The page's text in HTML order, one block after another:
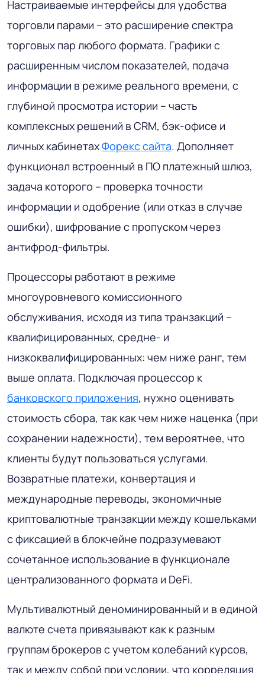
Настраиваемые интерфейсы для удобства
торговли парами – это расширение спектра
торговых пар любого формата. Графики с
расширенным числом показателей, подача
информации в режиме реального времени, с
глубиной просмотра истории – часть
комплексных решений в CRM, бэк-офисе и
личных кабинетахФорекс сайта. Дополняет
функционал встроенный в ПО платежный шлюз,
задача которого – проверка точности
информации и одобрение (или отказ в случае
ошибки), шифрование с пропуском через
антифрод-фильтры.
Процессоры работают в режиме
многоуровневого комиссионного
обслуживания, исходя из типа транзакций –
квалифицированных, средне- и
низкоквалифицированных: чем ниже ранг, тем
выше оплата. Подключая процессор к
банковского приложения, нужно оценивать
стоимость сбора, так как чем ниже наценка (при
сохранении надежности), тем вероятнее, что
клиенты будут пользоваться услугами.
Возвратные платежи, конвертация и
международные переводы, экономичные
криптовалютные транзакции между кошельками
с фиксацией в блокчейне подразумевают
сочетанное использование в функционале
централизованного формата и DeFi.
Мультивалютный деноминированный и в единой
валюте счета привязывают как к разным
группам брокеров с учетом колебаний курсов,
так и между собой при условии, что корреляция